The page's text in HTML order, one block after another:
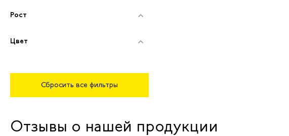
Рост
Цвет
Сбросить все фильтры
Отзывы о нашей продукции